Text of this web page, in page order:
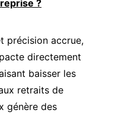
?
précision accrue,
directement
baisser les
retraits de
génère des